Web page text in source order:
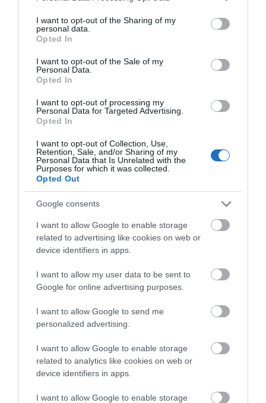
not limited to your visit or usage behaviour. You may click to
grant or deny consent to Google and its third-party tags to
use your data for below specified purposes in below Google
consent section.
I want to opt-out of the Sharing of my
personal data.
Opted In
I want to opt-out of the Sale of my
Personal Data.
Opted In
I want to opt-out of processing my
Personal Data for Targeted Advertising.
Opted In
I want to opt-out of Collection, Use,
Retention, Sale, and/or Sharing of my
Personal Data that Is Unrelated with the
Purposes for which it was collected.
Opted Out
Google consents
I want to allow Google to enable storage
related to advertising like cookies on web or
device identifiers in apps.
I want to allow my user data to be sent to
Google for online advertising purposes.
I want to allow Google to send me
personalized advertising.
I want to allow Google to enable storage
related to analytics like cookies on web or
device identifiers in apps.
I want to allow Google to enable storage
04.10.2025 | 11:40
Εύβοια: Σήμερα η συναυλία στήριξης για τη
Μαρία – Στυλιανή – Που θα γίνει
Συναυλία αλληλεγγύης για την Μαρία-
Στυλιανή στην Εύβοια: Άλλαξε το σημείο –
Που θα γίνει